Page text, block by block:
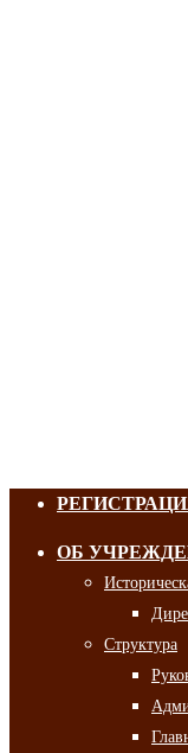
ОБ
Структура